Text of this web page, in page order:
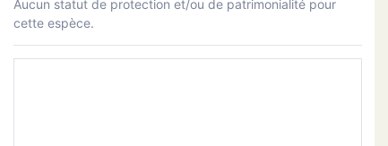
Aucun statut de protection et/ou de patrimonialité pour
cette espèce.